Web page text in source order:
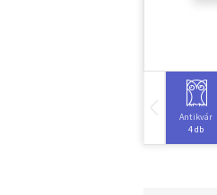
Antikvár
4 db